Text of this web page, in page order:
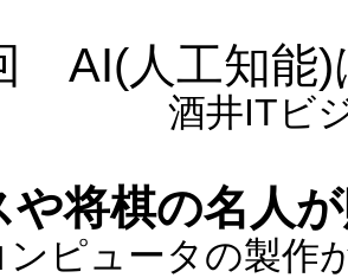
AI(人工知能)
酒井ITビ
や将棋の名人
ンピュータの製作